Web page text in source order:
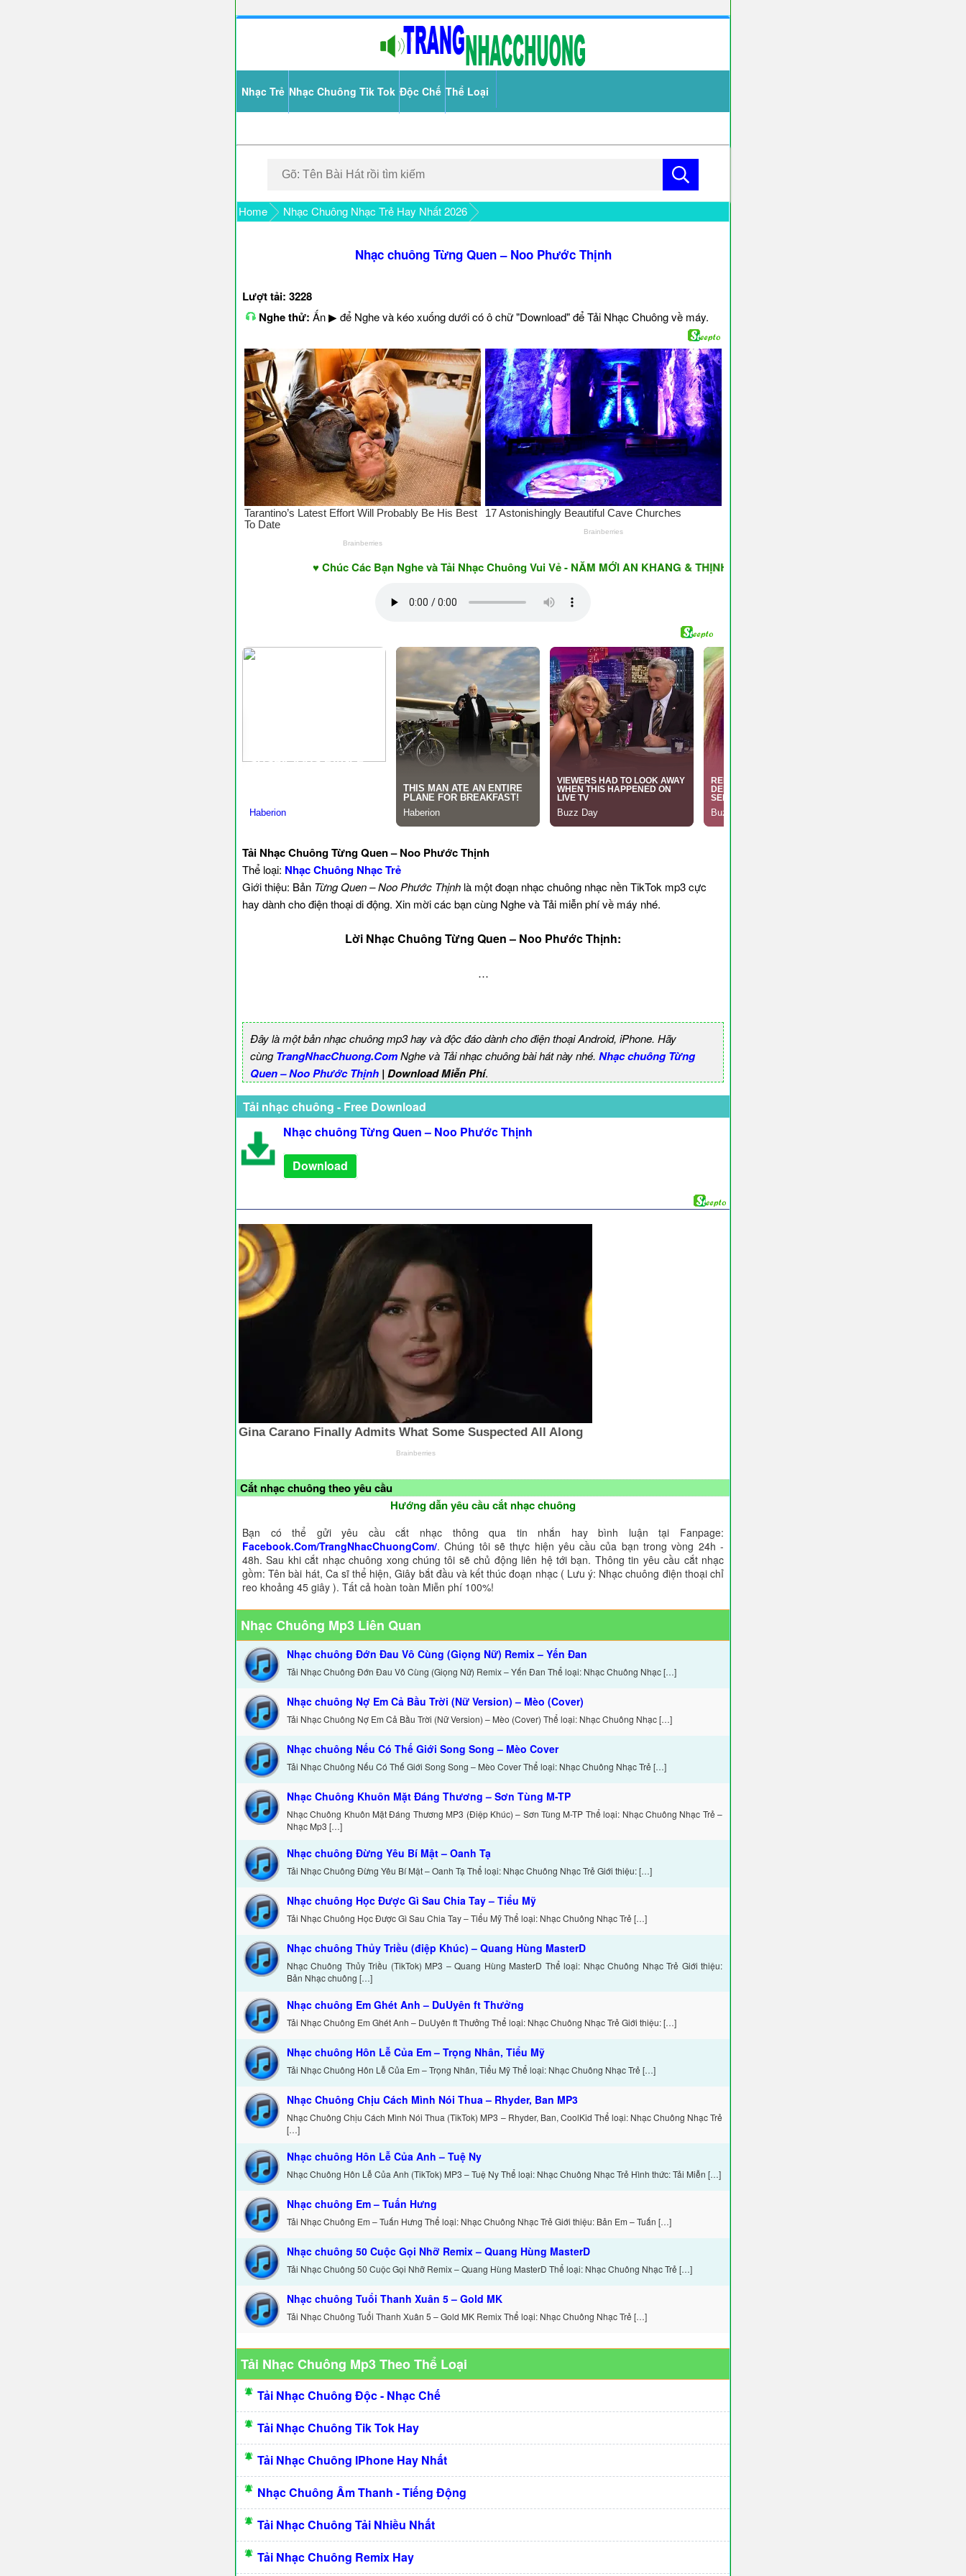
Nhạc Trẻ Nhạc Chuông Tik Tok Độc Chế Thể Loại
Home Nhạc Chuông Nhạc Trẻ Hay Nhất 2026
Nhạc chuông Từng Quen – Noo Phước Thịnh
Lượt tải: 3228
Nghe thử: Ấn ▶ để Nghe và kéo xuống dưới có ô chữ "Download" để Tải Nhạc Chuông về máy.
♥ Chúc Các Bạn Nghe và Tải Nhạc Chuông Vui Vẻ - NĂM MỚI AN KHANG & THỊNH VƯỢNG ♥ Have A Nice Day ♥
Tải Nhạc Chuông Từng Quen – Noo Phước Thịnh
Thể loại: Nhạc Chuông Nhạc Trẻ
Giới thiệu: Bản Từng Quen – Noo Phước Thịnh là một đoạn nhạc chuông nhạc nền TikTok mp3 cực
hay dành cho điện thoại di động. Xin mời các bạn cùng Nghe và Tải miễn phí về máy nhé.
Lời Nhạc Chuông Từng Quen – Noo Phước Thịnh:
…
Đây là một bản nhạc chuông mp3 hay và độc đáo dành cho điện thoại Android, iPhone. Hãy
cùngTrangNhacChuong.ComNghe và Tải nhạc chuông bài hát này nhé. Nhạc chuông Từng
Quen – Noo Phước Thịnh | Download Miễn Phí.
Tải nhạc chuông - Free Download
Nhạc chuông Từng Quen – Noo Phước Thịnh
Download
Cắt nhạc chuông theo yêu cầu
Hướng dẫn yêu cầu cắt nhạc chuông
Bạn có thể gửi yêu cầu cắt nhạc thông qua tin nhắn hay bình luận tại Fanpage:
Facebook.Com/TrangNhacChuongCom/. Chúng tôi sẽ thực hiện yêu cầu của bạn trong vòng 24h -
48h. Sau khi cắt nhạc chuông xong chúng tôi sẽ chủ động liên hệ tới bạn. Thông tin yêu cầu cắt nhạc
gồm: Tên bài hát, Ca sĩ thể hiện, Giây bắt đầu và kết thúc đoạn nhạc ( Lưu ý: Nhạc chuông điện thoại chỉ
reo khoảng 45 giây ). Tất cả hoàn toàn Miễn phí 100%!
Nhạc Chuông Mp3 Liên Quan
Nhạc chuông Đớn Đau Vô Cùng (Giọng Nữ) Remix – Yến Đan
Tải Nhạc Chuông Đớn Đau Vô Cùng (Giọng Nữ) Remix – Yến Đan Thể loại: Nhạc Chuông Nhạc […]
Nhạc chuông Nợ Em Cả Bầu Trời (Nữ Version) – Mèo (Cover)
Tải Nhạc Chuông Nợ Em Cả Bầu Trời (Nữ Version) – Mèo (Cover) Thể loại: Nhạc Chuông Nhạc […]
Nhạc chuông Nếu Có Thế Giới Song Song – Mèo Cover
Tải Nhạc Chuông Nếu Có Thế Giới Song Song – Mèo Cover Thể loại: Nhạc Chuông Nhạc Trẻ […]
Nhạc Chuông Khuôn Mặt Đáng Thương – Sơn Tùng M-TP
Nhạc Chuông Khuôn Mặt Đáng Thương MP3 (Điệp Khúc) – Sơn Tùng M-TP Thể loại: Nhạc Chuông Nhạc Trẻ –
Nhạc Mp3 […]
Nhạc chuông Đừng Yêu Bí Mật – Oanh Tạ
Tải Nhạc Chuông Đừng Yêu Bí Mật – Oanh Tạ Thể loại: Nhạc Chuông Nhạc Trẻ Giới thiệu: […]
Nhạc chuông Học Được Gì Sau Chia Tay – Tiểu Mỹ
Tải Nhạc Chuông Học Được Gì Sau Chia Tay – Tiểu Mỹ Thể loại: Nhạc Chuông Nhạc Trẻ […]
Nhạc chuông Thủy Triều (điệp Khúc) – Quang Hùng MasterD
Nhạc Chuông Thủy Triều (TikTok) MP3 – Quang Hùng MasterD Thể loại: Nhạc Chuông Nhạc Trẻ Giới thiệu:
Bản Nhạc chuông […]
Nhạc chuông Em Ghét Anh – DuUyên ft Thưởng
Tải Nhạc Chuông Em Ghét Anh – DuUyên ft Thưởng Thể loại: Nhạc Chuông Nhạc Trẻ Giới thiệu: […]
Nhạc chuông Hôn Lễ Của Em – Trọng Nhân, Tiểu Mỹ
Tải Nhạc Chuông Hôn Lễ Của Em – Trọng Nhân, Tiểu Mỹ Thể loại: Nhạc Chuông Nhạc Trẻ […]
Nhạc Chuông Chịu Cách Mình Nói Thua – Rhyder, Ban MP3
Nhạc Chuông Chịu Cách Mình Nói Thua (TikTok) MP3 – Rhyder, Ban, CoolKid Thể loại: Nhạc Chuông Nhạc Trẻ
[…]
Nhạc chuông Hôn Lễ Của Anh – Tuệ Ny
Nhạc Chuông Hôn Lễ Của Anh (TikTok) MP3 – Tuệ Ny Thể loại: Nhạc Chuông Nhạc Trẻ Hình thức: Tải Miễn […]
Nhạc chuông Em – Tuấn Hưng
Tải Nhạc Chuông Em – Tuấn Hưng Thể loại: Nhạc Chuông Nhạc Trẻ Giới thiệu: Bản Em – Tuấn […]
Nhạc chuông 50 Cuộc Gọi Nhỡ Remix – Quang Hùng MasterD
Tải Nhạc Chuông 50 Cuộc Gọi Nhỡ Remix – Quang Hùng MasterD Thể loại: Nhạc Chuông Nhạc Trẻ […]
Nhạc chuông Tuổi Thanh Xuân 5 – Gold MK
Tải Nhạc Chuông Tuổi Thanh Xuân 5 – Gold MK Remix Thể loại: Nhạc Chuông Nhạc Trẻ […]
Tải Nhạc Chuông Mp3 Theo Thể Loại
Tải Nhạc Chuông Độc - Nhạc Chế
Tải Nhạc Chuông Tik Tok Hay
Tải Nhạc Chuông IPhone Hay Nhất
Nhạc Chuông Âm Thanh - Tiếng Động
Tải Nhạc Chuông Tải Nhiều Nhất
Tải Nhạc Chuông Remix Hay